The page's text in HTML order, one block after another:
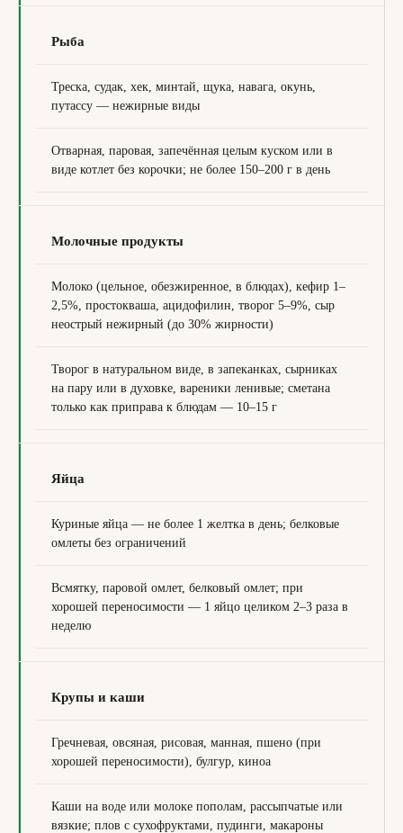
Рыба
Треска, судак, хек, минтай, щука, навага, окунь,
путассу — нежирные виды
Отварная, паровая, запечённая целым куском или в
виде котлет без корочки; не более 150–200 г в день
Молочные продукты
Молоко (цельное, обезжиренное, в блюдах), кефир 1–
2,5%, простокваша, ацидофилин, творог 5–9%, сыр
неострый нежирный (до 30% жирности)
Творог в натуральном виде, в запеканках, сырниках
на пару или в духовке, вареники ленивые; сметана
только как приправа к блюдам — 10–15 г
Яйца
Куриные яйца — не более 1 желтка в день; белковые
омлеты без ограничений
Всмятку, паровой омлет, белковый омлет; при
хорошей переносимости — 1 яйцо целиком 2–3 раза в
неделю
Крупы и каши
Гречневая, овсяная, рисовая, манная, пшено (при
хорошей переносимости), булгур, киноа
Каши на воде или молоке пополам, рассыпчатые или
вязкие; плов с сухофруктами, пудинги, макароны